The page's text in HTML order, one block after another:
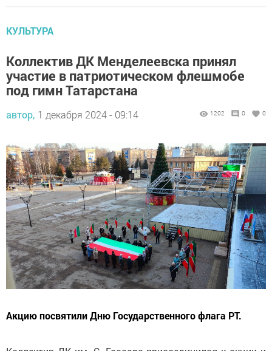
КУЛЬТУРА
Коллектив ДК Менделеевска принял
участие в патриотическом флешмобе
под гимн Татарстана
автор, 1 декабря 2024 - 09:14 1202 0 0
Акцию посвятили Дню Государственного флага РТ.